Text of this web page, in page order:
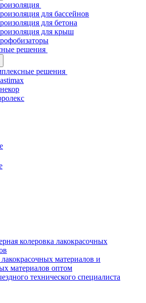
для бассейнов
для бетона
для крыш
решения
решения
колеровка лакокрасочных
материалов и
материалов оптом
технического специалиста